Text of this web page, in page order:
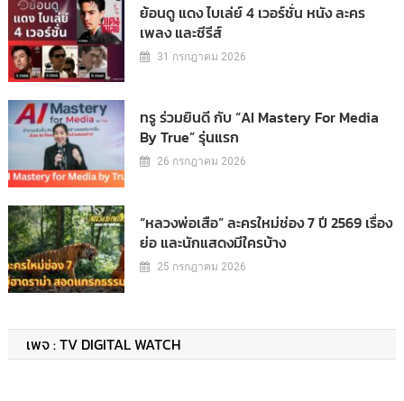
ย้อนดู แดง ไบเล่ย์ 4 เวอร์ชั่น หนัง ละคร
เพลง และซีรีส์
31 กรกฎาคม 2026
ทรู ร่วมยินดี กับ “AI Mastery For Media
By True” รุ่นแรก
26 กรกฎาคม 2026
“หลวงพ่อเสือ” ละครใหม่ช่อง 7 ปี 2569 เรื่อง
ย่อ และนักแสดงมีใครบ้าง
25 กรกฎาคม 2026
เพจ : TV DIGITAL WATCH